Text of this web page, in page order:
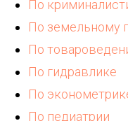
По
По земельному
По
По гидравлике
По
По педиатрии